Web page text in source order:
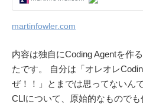
martinfowler.com
内容は独自にCoding Agentを作
たです。 自分は「オレオレ
ぜ！！」とまでは思ってないん
CLIについて、原始的なもので